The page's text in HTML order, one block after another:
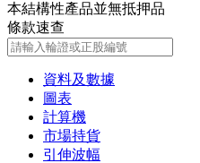
本結構性產品並無抵押品
條款速查
資料及數據
圖表
計算機
市場持貨
引伸波幅